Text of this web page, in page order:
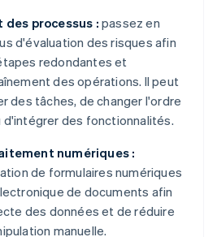
des processus : passez en
d'évaluation des risques afin
redondantes et
des opérations. Il peut
des tâches, de changer l'ordre
des fonctionnalités.
numériques :
de formulaires numériques
de documents afin
des données et de réduire
manuelle.